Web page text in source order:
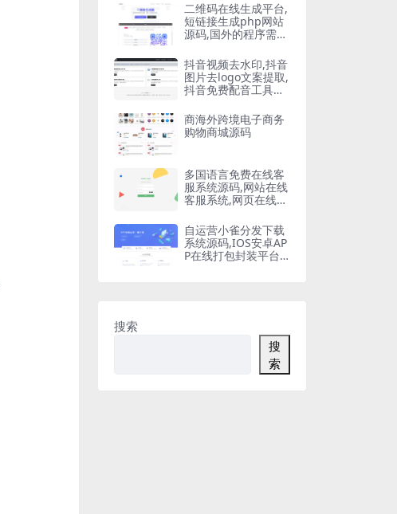
二维码在线生成平台,
短链接生成php网站
源码,国外的程序需要
抖音视频去水印,抖音
图片去logo文案提取,
抖音免费配音工具大
商海外跨境电子商务
购物商城源码
多国语言免费在线客
服系统源码,网站在线
客服系统,网页在线客
平台
自运营小雀分发下载
系统源码,IOS安卓AP
P在线打包封装平台,
搜索
搜
索